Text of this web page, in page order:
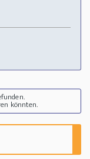
könnten.